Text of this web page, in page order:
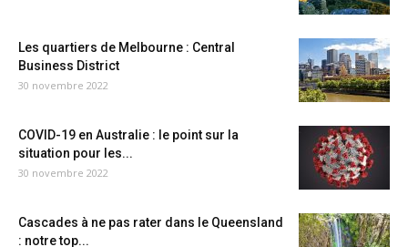
Les quartiers de Melbourne : Central
Business District
30 novembre 2022
COVID-19 en Australie : le point sur la
situation pour les...
30 novembre 2022
Cascades à ne pas rater dans le Queensland
: notre top...